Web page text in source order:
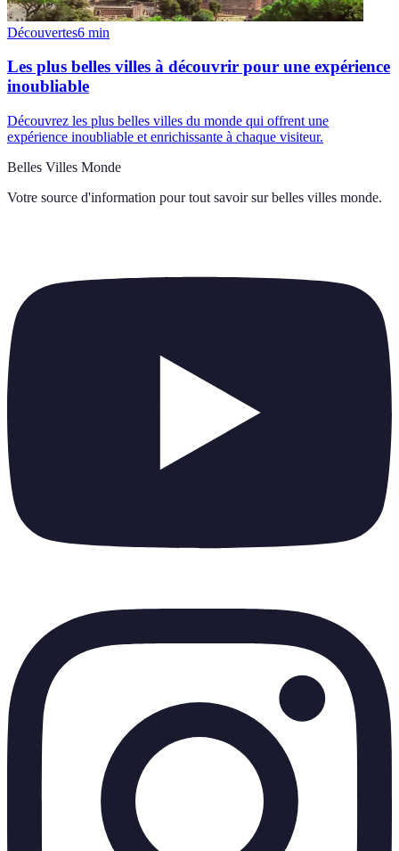
Découvertes6 min
Les plus belles villes à découvrir pour une expérience
inoubliable
Découvrez les plus belles villes du monde qui offrent une
expérience inoubliable et enrichissante à chaque visiteur.
Belles Villes Monde
Votre source d'information pour tout savoir sur belles villes monde.